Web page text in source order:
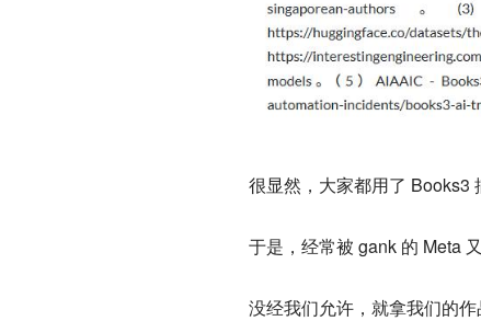
很显然，大家都用了 Books3
于是，经常被 gank 的 Meta
没经我们允许，就拿我们的